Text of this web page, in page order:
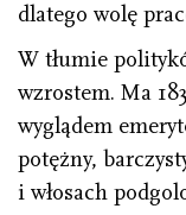
dlatego wolę
W tłumie
wzrostem. Ma
wyglądem
potężny,
i włosach